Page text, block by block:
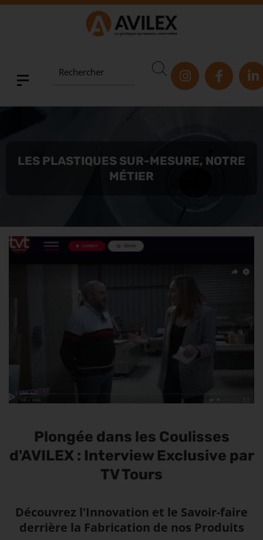
Rechercher
LES PLASTIQUES SUR-MESURE, NOTRE
MÉTIER
Plongée dans les Coulisses
d'AVILEX : Interview Exclusive par
TV Tours
Découvrez l'Innovation et le Savoir-faire
derrière la Fabrication de nos Produits